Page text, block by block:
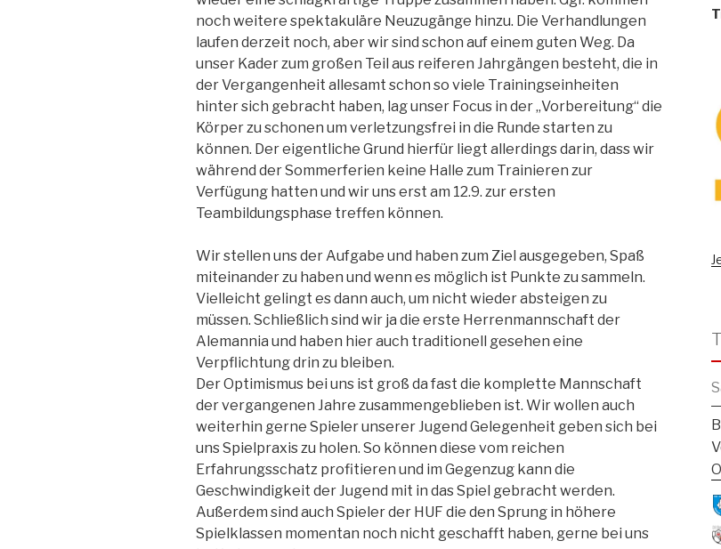
noch weitere spektakuläre Neuzugänge hinzu. Die Verhandlungen
laufen derzeit noch, aber wir sind schon auf einem guten Weg. Da
unser Kader zum großen Teil aus reiferen Jahrgängen besteht, die in
der Vergangenheit allesamt schon so viele Trainingseinheiten
hinter sich gebracht haben, lag unser Focus in der „Vorbereitung“ die
Körper zu schonen um verletzungsfrei in die Runde starten zu
können. Der eigentliche Grund hierfür liegt allerdings darin, dass wir
während der Sommerferien keine Halle zum Trainieren zur
Verfügung hatten und wir uns erst am 12.9. zur ersten
Teambildungsphase treffen können.
Wir stellen uns der Aufgabe und haben zum Ziel ausgegeben, Spaß
miteinander zu haben und wenn es möglich ist Punkte zu sammeln.
Vielleicht gelingt es dann auch, um nicht wieder absteigen zu
müssen. Schließlich sind wir ja die erste Herrenmannschaft der
Alemannia und haben hier auch traditionell gesehen eine
Verpflichtung drin zu bleiben.
Der Optimismus bei uns ist groß da fast die komplette Mannschaft
der vergangenen Jahre zusammengeblieben ist. Wir wollen auch
weiterhin gerne Spieler unserer Jugend Gelegenheit geben sich bei
uns Spielpraxis zu holen. So können diese vom reichen
Erfahrungsschatz profitieren und im Gegenzug kann die
Geschwindigkeit der Jugend mit in das Spiel gebracht werden.
Außerdem sind auch Spieler der HUF die den Sprung in höhere
Spielklassen momentan noch nicht geschafft haben, gerne bei uns